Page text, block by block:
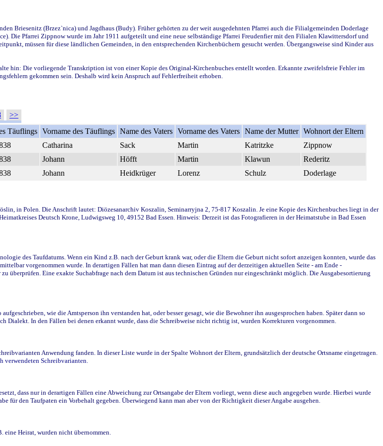
Briesenitz (Brzez`nica) und Jagdhaus (Budy). Früher gehörten zu der weit ausgedehnten Pfarrei auch die Filialgemeinden Doderlage
Die Pfarrei Zippnow wurde im Jahr 1911 aufgeteilt und eine neue selbständige Pfarrei Freudenfier mit den Filialen Klawittersdorf und
müssen für diese ländlichen Gemeinden, in den entsprechenden Kirchenbüchern gesucht werden. Übergangsweise sind Kinder aus
hin: Die vorliegende Transkription ist von einer Kopie des Original-Kirchenbuches erstellt worden. Erkannte zweifelsfreie Fehler im
gekommen sein. Deshalb wird kein Anspruch auf Fehlerfreiheit erhoben.
>>
Täuflings Vorname des Täuflings Name des Vaters Vorname des Vaters Name der Mutter Wohnort der Eltern
Catharina Sack Martin Katritzke
Zippnow
Johann Höfft Martin Klawun
Rederitz
Johann Heidkrüger Lorenz Schulz Doderlage
in Polen. Die Anschrift lautet: Diözesanarchiv Koszalin, Seminarryjna 2, 75-817 Koszalin. Je eine Kopie des Kirchenbuches liegt in der
Deutsch Krone, Ludwigsweg 10, 49152 Bad Essen. Hinweis: Derzeit ist das Fotografieren in der Heimatstube in Bad Essen
des Taufdatums. Wenn ein Kind z.B. nach der Geburt krank war, oder die Eltern die Geburt nicht sofort anzeigen konnten, wurde das
vorgenommen wurde. In derartigen Fällen hat man dann diesen Eintrag auf der derzeitigen aktuellen Seite - am Ende -
Eine exakte Suchabfrage nach dem Datum ist aus technischen Gründen nur eingeschränkt möglich. Die Ausgabesortierung
wie die Amtsperson ihn verstanden hat, oder besser gesagt, wie die Bewohner ihn ausgesprochen haben. Später dann so
Dialekt. In den Fällen bei denen erkannt wurde, dass die Schreibweise nicht richtig ist, wurden Korrekturen vorgenommen.
Anwendung fanden. In dieser Liste wurde in der Spalte Wohnort der Eltern, grundsätzlich der deutsche Ortsname eingetragen.
verwendeten Schreibvarianten.
dass nur in derartigen Fällen eine Abweichung zur Ortsangabe der Eltern vorliegt, wenn diese auch angegeben wurde. Hierbei wurde
den Taufpaten ein Vorbehalt gegeben. Überwiegend kann man aber von der Richtigkeit dieser Angabe ausgehen.
eine Heirat, wurden nicht übernommen.